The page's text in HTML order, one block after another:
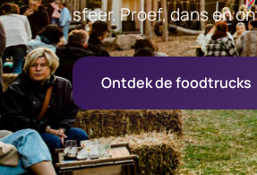
sfeer. Proef, dans en
Ontdek de foodtrucks